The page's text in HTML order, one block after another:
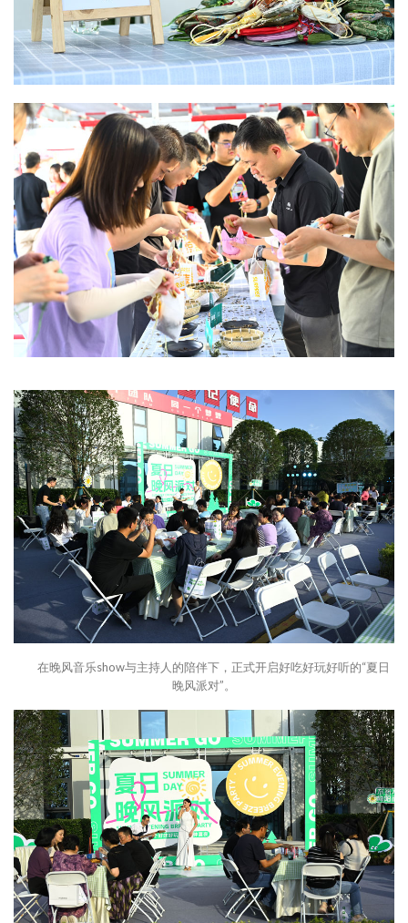
在晚风音乐show与主持人的陪伴下，正式开启好吃好玩好听的“夏日
晚风派对”。